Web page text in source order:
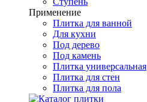
Применение
Плитка для ванной
Для кухни
Под дерево
Под камень
Плитка универсальная
Плитка для стен
Плитка для пола